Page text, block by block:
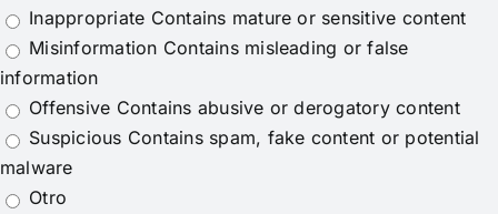
Inappropriate Contains mature or sensitive content
Misinformation Contains misleading or false
information
Offensive Contains abusive or derogatory content
Suspicious Contains spam, fake content or potential
malware
Otro